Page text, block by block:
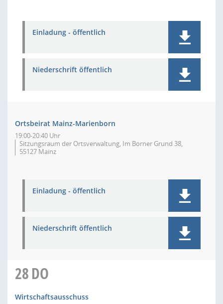
Einladung - öffentlich
Niederschrift öffentlich
Ortsbeirat Mainz-Marienborn
19:00-20:40 Uhr
Sitzungsraum der Ortsverwaltung, Im Borner Grund 38,
55127 Mainz
Einladung - öffentlich
Niederschrift öffentlich
28DO
Wirtschaftsausschuss